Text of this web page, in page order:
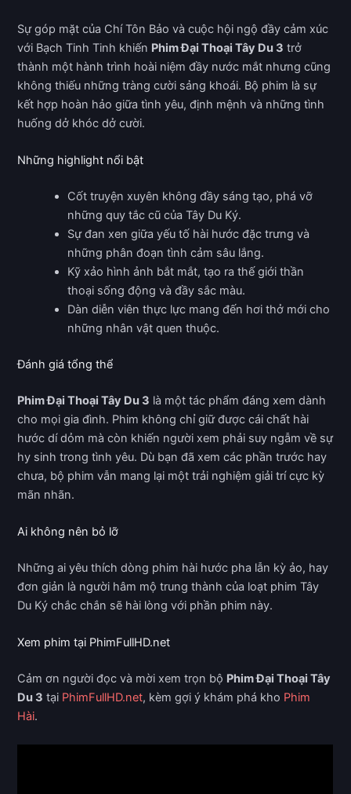
Sự góp mặt của Chí Tôn Bảo và cuộc hội ngộ đầy cảm xúc
với Bạch Tinh Tinh khiến Phim Đại Thoại Tây Du 3 trở
thành một hành trình hoài niệm đầy nước mắt nhưng cũng
không thiếu những tràng cười sảng khoái. Bộ phim là sự
kết hợp hoàn hảo giữa tình yêu, định mệnh và những tình
huống dở khóc dở cười.
Những highlight nổi bật
Cốt truyện xuyên không đầy sáng tạo, phá vỡ
những quy tắc cũ của Tây Du Ký.
Sự đan xen giữa yếu tố hài hước đặc trưng và
những phân đoạn tình cảm sâu lắng.
Kỹ xảo hình ảnh bắt mắt, tạo ra thế giới thần
thoại sống động và đầy sắc màu.
Dàn diễn viên thực lực mang đến hơi thở mới cho
những nhân vật quen thuộc.
Đánh giá tổng thể
Phim Đại Thoại Tây Du 3 là một tác phẩm đáng xem dành
cho mọi gia đình. Phim không chỉ giữ được cái chất hài
hước dí dỏm mà còn khiến người xem phải suy ngẫm về sự
hy sinh trong tình yêu. Dù bạn đã xem các phần trước hay
chưa, bộ phim vẫn mang lại một trải nghiệm giải trí cực kỳ
mãn nhãn.
Ai không nên bỏ lỡ
Những ai yêu thích dòng phim hài hước pha lẫn kỳ ảo, hay
đơn giản là người hâm mộ trung thành của loạt phim Tây
Du Ký chắc chắn sẽ hài lòng với phần phim này.
Xem phim tại PhimFullHD.net
Cảm ơn người đọc và mời xem trọn bộ Phim Đại Thoại Tây
Du 3 tại PhimFullHD.net, kèm gợi ý khám phá kho Phim
Hài.